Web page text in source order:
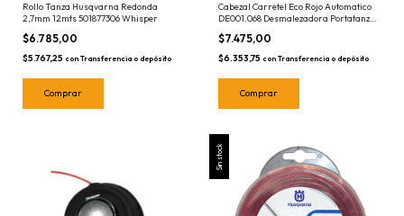
Rollo Tanza Husqvarna Redonda
2,7mm 12mts 501877306 Whisper
$6.785,00
$5.767,25 con Transferencia o depósito
Cabezal Carretel Eco Rojo Automatico
DE001.068 Desmalezadora Portatanza
Lusqtoff
$7.475,00
$6.353,75 con Transferencia o depósito
Sin stock